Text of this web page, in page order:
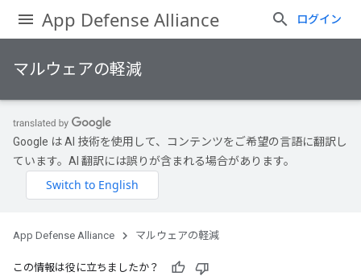
App Defense Alliance ログイン
マルウェアの軽減
Google は AI 技術を使用して、コンテンツをご希望の言語に翻訳し
ています。AI 翻訳には誤りが含まれる場合があります。
App Defense Alliance マルウェアの軽減
この情報は役に立ちましたか？